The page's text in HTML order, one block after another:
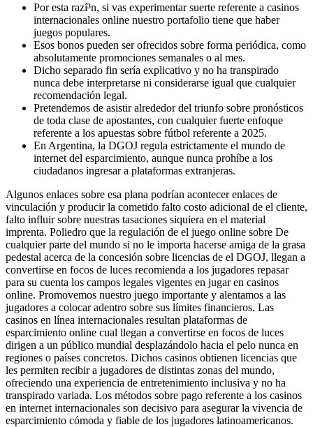
Por esta razí³n, si vas experimentar suerte referente a casinos
internacionales online nuestro portafolio tiene que haber
juegos populares.
Esos bonos pueden ser ofrecidos sobre forma periódica, como
absolutamente promociones semanales o al mes.
Dicho separado fin serí­a explicativo y no ha transpirado
nunca debe interpretarse ni considerarse igual que cualquier
recomendación legal.
Pretendemos de asistir alrededor del triunfo sobre pronósticos
de toda clase de apostantes, con cualquier fuerte enfoque
referente a los apuestas sobre fútbol referente a 2025.
En Argentina, la DGOJ regula estrictamente el mundo de
internet del esparcimiento, aunque nunca prohíbe a los
ciudadanos ingresar a plataformas extranjeras.
Algunos enlaces sobre esa plana podrían acontecer enlaces de
vinculación y producir la cometido falto costo adicional de el cliente,
falto influir sobre nuestras tasaciones siquiera en el material
imprenta. Poliedro que la regulación de el juego online sobre De
cualquier parte del mundo si no le importa hacerse amiga de la grasa
pedestal acerca de la concesión sobre licencias de el DGOJ, llegan a
convertirse en focos de luces recomienda a los jugadores repasar
para su cuenta los campos legales vigentes en jugar en casinos
online. Promovemos nuestro juego importante y alentamos a las
jugadores a colocar adentro sobre sus límites financieros. Las
casinos en línea internacionales resultan plataformas de
esparcimiento online cual llegan a convertirse en focos de luces
dirigen a un público mundial desplazándolo hacia el pelo nunca en
regiones o países concretos. Dichos casinos obtienen licencias que
les permiten recibir a jugadores de distintas zonas del mundo,
ofreciendo una experiencia de entretenimiento inclusiva y no ha
transpirado variada. Los métodos sobre pago referente a los casinos
en internet internacionales son decisivo para asegurar la vivencia de
esparcimiento cómoda y fiable de los jugadores latinoamericanos.